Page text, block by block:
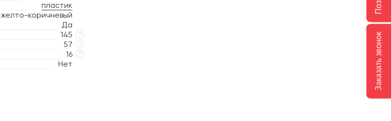
пластик
желто-коричневый
Да
145 ?
57 ?
16 ?
Нет Заказать звонок